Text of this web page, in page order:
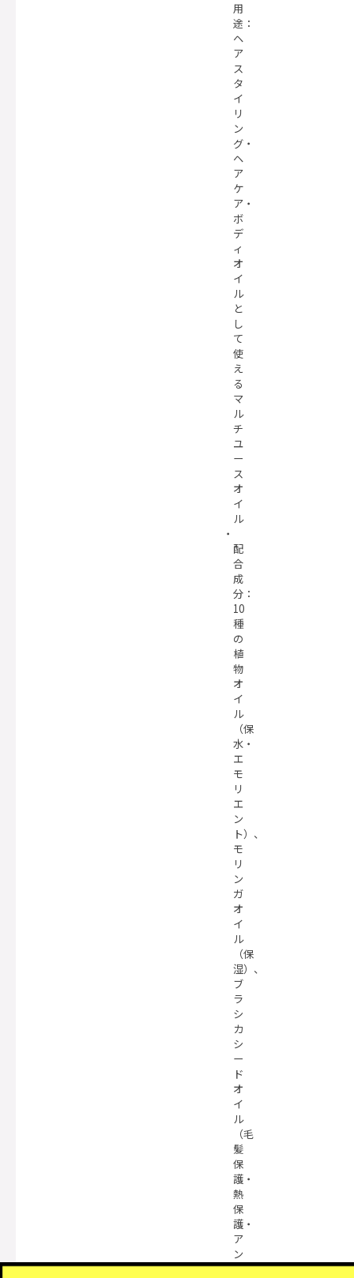
用
途：
ヘ
ア
ス
タ
イ
リ
ン
グ・
ヘ
ア
ケ
ア・
ボ
デ
ィ
オ
イ
ル
と
し
て
使
え
る
マ
ル
チ
ユ
ー
ス
オ
イ
ル
配
合
成
分：
10
種
の
植
物
オ
イ
ル
（保
水・
エ
モ
リ
エ
ン
ト）、
モ
リ
ン
ガ
オ
イ
ル
（保
湿）、
ブ
ラ
シ
カ
シ
ー
ド
オ
イ
ル
（毛
髪
保
護・
熱
保
護・
ア
ン
チ